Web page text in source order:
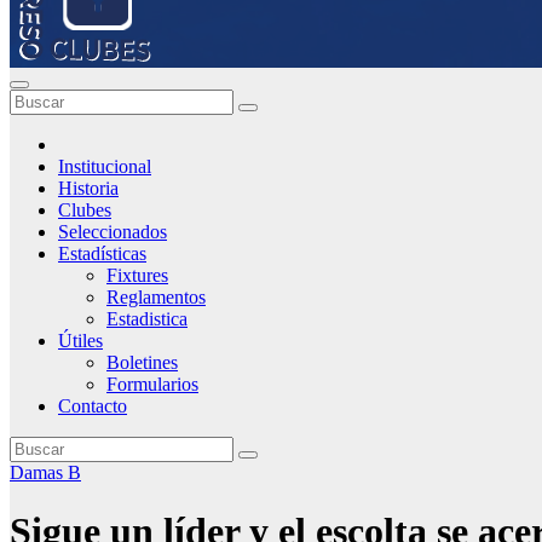
Institucional
Historia
Clubes
Seleccionados
Estadísticas
Fixtures
Reglamentos
Estadistica
Útiles
Boletines
Formularios
Contacto
Damas B
Sigue un líder y el escolta se